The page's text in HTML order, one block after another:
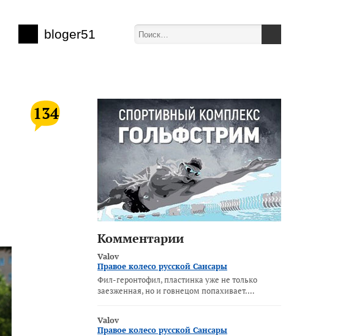
bloger51
134
Комментарии
Valov
Правое колесо русской Сансары
Фил-геронтофил, пластинка уже не только
заезженная, но и говнецом попахивает.…
Valov
Правое колесо русской Сансары